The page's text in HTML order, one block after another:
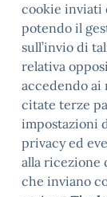
cookie inviati
potendo il
sull’invio di
relativa
accedendo ai
citate terze
impostazioni
privacy ed
alla ricezione
che inviano